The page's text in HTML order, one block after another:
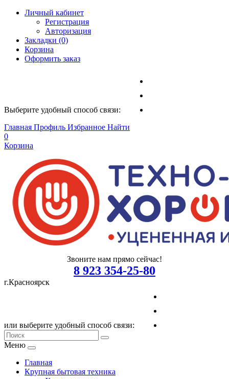
Личный кабинет
Регистрация
Авторизация
Закладки (0)
Корзина
Оформить заказ
Выберите удобный способ связи:
Главная Профиль Избранное Найти
0
Корзина
Звоните нам прямо сейчас!
8 923 354-25-80
г.Красноярск
или выберите удобный способ связи:
Меню
Главная
Крупная бытовая техника